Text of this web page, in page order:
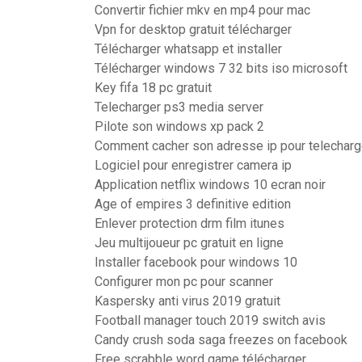
Convertir fichier mkv en mp4 pour mac
Vpn for desktop gratuit télécharger
Télécharger whatsapp et installer
Télécharger windows 7 32 bits iso microsoft
Key fifa 18 pc gratuit
Telecharger ps3 media server
Pilote son windows xp pack 2
Comment cacher son adresse ip pour
Logiciel pour enregistrer camera ip
Application netflix windows 10 ecran noir
Age of empires 3 definitive edition
Enlever protection drm film itunes
Jeu multijoueur pc gratuit en ligne
Installer facebook pour windows 10
Configurer mon pc pour scanner
Kaspersky anti virus 2019 gratuit
Football manager touch 2019 switch avis
Candy crush soda saga freezes on facebook